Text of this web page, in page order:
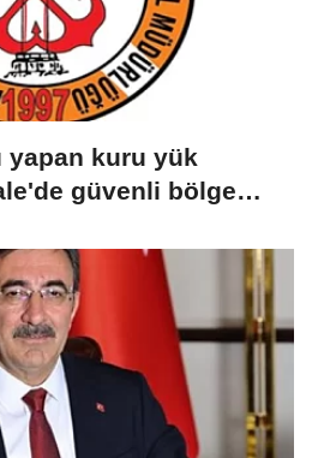
yapan kuru yük
güvenli bölgeye